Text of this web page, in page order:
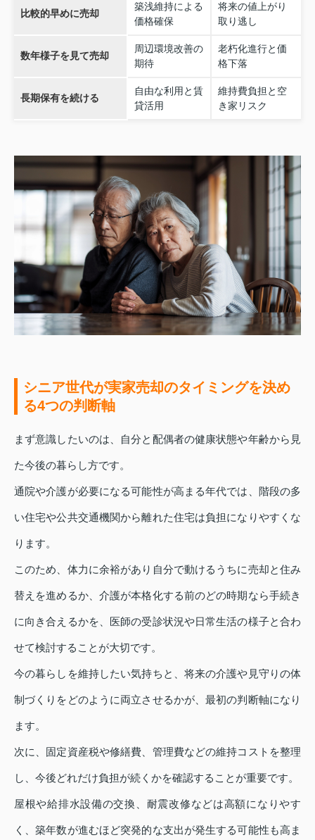
比較的早めに売却
築浅維持による
価格確保
将来の値上がり
取り逃し
数年様子を見て売却
周辺環境改善の
期待
老朽化進行と価
格下落
長期保有を続ける
自由な利用と賃
貸活用
維持費負担と空
き家リスク
シニア世代が実家売却のタイミングを決め
る4つの判断軸
まず意識したいのは、自分と配偶者の健康状態や年齢から見
た今後の暮らし方です。
通院や介護が必要になる可能性が高まる年代では、階段の多
い住宅や公共交通機関から離れた住宅は負担になりやすくな
ります。
このため、体力に余裕があり自分で動けるうちに売却と住み
替えを進めるか、介護が本格化する前のどの時期なら手続き
に向き合えるかを、医師の受診状況や日常生活の様子と合わ
せて検討することが大切です。
今の暮らしを維持したい気持ちと、将来の介護や見守りの体
制づくりをどのように両立させるかが、最初の判断軸になり
ます。
次に、固定資産税や修繕費、管理費などの維持コストを整理
し、今後どれだけ負担が続くかを確認することが重要です。
屋根や給排水設備の交換、耐震改修などは高額になりやす
く、築年数が進むほど突発的な支出が発生する可能性も高ま